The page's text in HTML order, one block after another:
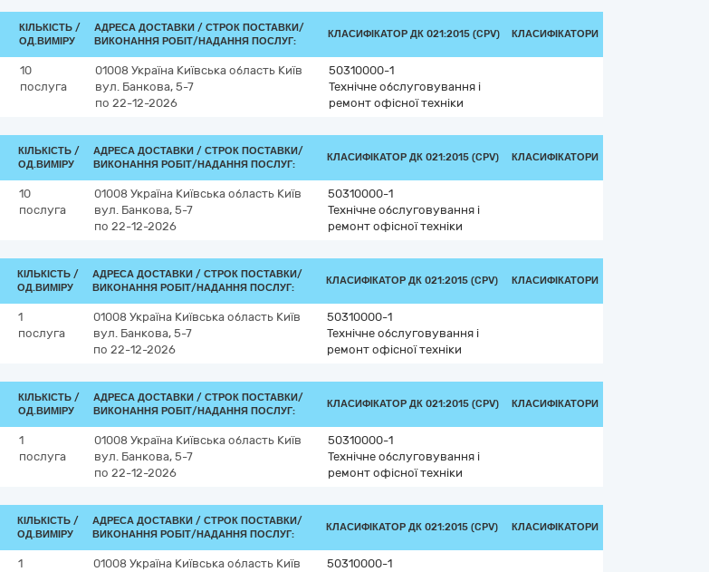
КІЛЬКІСТЬ /
ОД.ВИМІРУ
АДРЕСА ДОСТАВКИ / СТРОК ПОСТАВКИ/
ВИКОНАННЯ РОБІТ/НАДАННЯ ПОСЛУГ:
КЛАСИФІКАТОР ДК 021:2015 (CPV) КЛАСИФІКАТОРИ
10
послуга
01008 Україна Київська область Київ
вул. Банкова, 5-7
по 22-12-2026
50310000-1
Технічне обслуговування і
ремонт офісної техніки
КІЛЬКІСТЬ /
ОД.ВИМІРУ
АДРЕСА ДОСТАВКИ / СТРОК ПОСТАВКИ/
ВИКОНАННЯ РОБІТ/НАДАННЯ ПОСЛУГ:
КЛАСИФІКАТОР ДК 021:2015 (CPV) КЛАСИФІКАТОРИ
10
послуга
01008 Україна Київська область Київ
вул. Банкова, 5-7
по 22-12-2026
50310000-1
Технічне обслуговування і
ремонт офісної техніки
КІЛЬКІСТЬ /
ОД.ВИМІРУ
АДРЕСА ДОСТАВКИ / СТРОК ПОСТАВКИ/
ВИКОНАННЯ РОБІТ/НАДАННЯ ПОСЛУГ:
КЛАСИФІКАТОР ДК 021:2015 (CPV) КЛАСИФІКАТОРИ
1
послуга
01008 Україна Київська область Київ
вул. Банкова, 5-7
по 22-12-2026
50310000-1
Технічне обслуговування і
ремонт офісної техніки
КІЛЬКІСТЬ /
ОД.ВИМІРУ
АДРЕСА ДОСТАВКИ / СТРОК ПОСТАВКИ/
ВИКОНАННЯ РОБІТ/НАДАННЯ ПОСЛУГ:
КЛАСИФІКАТОР ДК 021:2015 (CPV) КЛАСИФІКАТОРИ
1
послуга
01008 Україна Київська область Київ
вул. Банкова, 5-7
по 22-12-2026
50310000-1
Технічне обслуговування і
ремонт офісної техніки
КІЛЬКІСТЬ /
ОД.ВИМІРУ
АДРЕСА ДОСТАВКИ / СТРОК ПОСТАВКИ/
ВИКОНАННЯ РОБІТ/НАДАННЯ ПОСЛУГ:
КЛАСИФІКАТОР ДК 021:2015 (CPV) КЛАСИФІКАТОРИ
1
01008 Україна Київська область Київ
50310000-1